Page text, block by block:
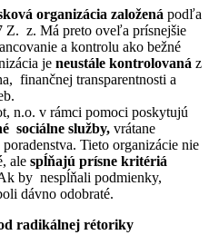
organizácia založenápodľa
Z. z. Má preto oveľa prísnejšie
a kontrolu ako bežné
jeneustále kontrolovanáz
finančnej transparentnosti a
n.o. v rámci pomoci poskytujú
sociálne služby,vrátane
Tieto organizácie nie
alespĺňajú prísne kritériá
by nespĺňali podmienky,
dávno odobraté.
radikálnej rétoriky